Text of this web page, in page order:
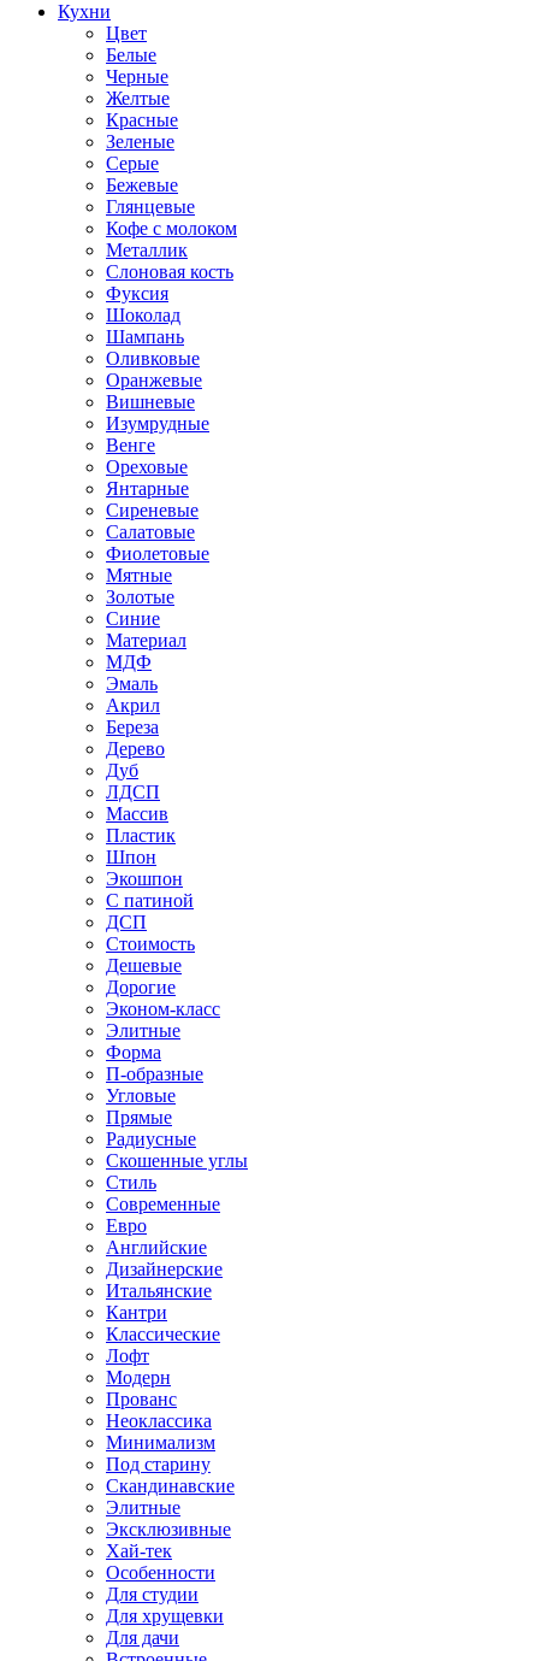
Кухни
Цвет
Белые
Черные
Желтые
Красные
Зеленые
Серые
Бежевые
Глянцевые
Кофе с молоком
Металлик
Слоновая кость
Фуксия
Шоколад
Шампань
Оливковые
Оранжевые
Вишневые
Изумрудные
Венге
Ореховые
Янтарные
Сиреневые
Салатовые
Фиолетовые
Мятные
Золотые
Синие
Материал
МДФ
Эмаль
Акрил
Береза
Дерево
Дуб
ЛДСП
Массив
Пластик
Шпон
Экошпон
С патиной
ДСП
Стоимость
Дешевые
Дорогие
Эконом-класс
Элитные
Форма
П-образные
Угловые
Прямые
Радиусные
Скошенные углы
Стиль
Современные
Евро
Английские
Дизайнерские
Итальянские
Кантри
Классические
Лофт
Модерн
Прованс
Неоклассика
Минимализм
Под старину
Скандинавские
Элитные
Эксклюзивные
Хай-тек
Особенности
Для студии
Для хрущевки
Для дачи